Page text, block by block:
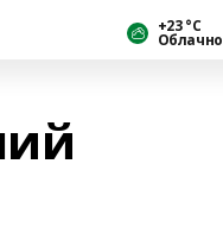
+23 °С
Облачно